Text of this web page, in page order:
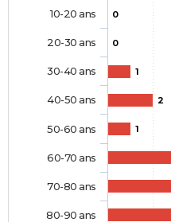
0
0
1
2
1
10-20 ans
20-30 ans
30-40 ans
40-50 ans
50-60 ans
60-70 ans
70-80 ans
80-90 ans